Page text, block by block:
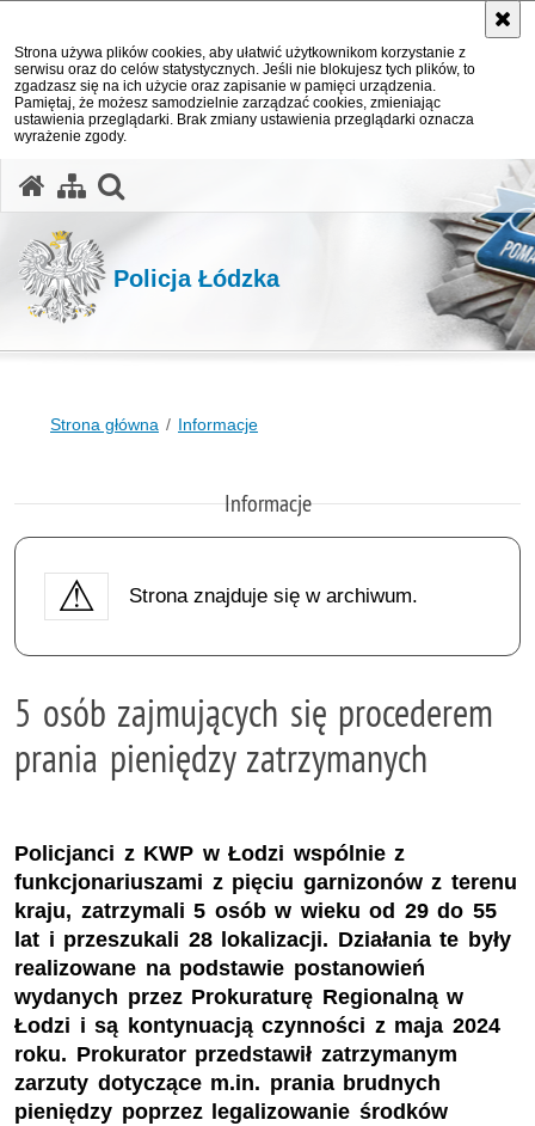
Strona używa plików cookies, aby ułatwić użytkownikom korzystanie z
serwisu oraz do celów statystycznych. Jeśli nie blokujesz tych plików, to
zgadzasz się na ich użycie oraz zapisanie w pamięci urządzenia.
Pamiętaj, że możesz samodzielnie zarządzać cookies, zmieniając
ustawienia przeglądarki. Brak zmiany ustawienia przeglądarki oznacza
wyrażenie zgody.
Policja Łódzka
Strona główna Informacje
Informacje
Strona znajduje się w archiwum.
5 osób zajmujących się procederem
prania pieniędzy zatrzymanych
Policjanci z KWP w Łodzi wspólnie z
funkcjonariuszami z pięciu garnizonów z terenu
kraju, zatrzymali 5 osób w wieku od 29 do 55
lat i przeszukali 28 lokalizacji. Działania te były
realizowane na podstawie postanowień
wydanych przez Prokuraturę Regionalną w
Łodzi i są kontynuacją czynności z maja 2024
roku. Prokurator przedstawił zatrzymanym
zarzuty dotyczące m.in. prania brudnych
pieniędzy poprzez legalizowanie środków